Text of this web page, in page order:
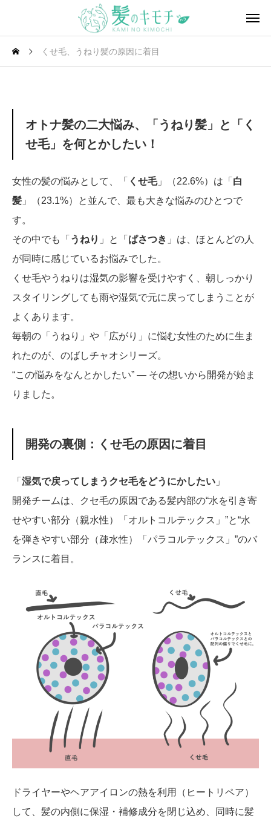
くせ毛、うねり髪の原因に着目
くせ毛、うねり髪の原因に着目
オトナ髪の二大悩み、「うねり髪」と「く
せ毛」を何とかしたい！
女性の髪の悩みとして、「 くせ毛」（22.6%）は「 白
髪 」（23.1%）と並んで、最も大きな悩みのひとつで
す。
その中でも「 うねり 」と「 ぱさつき 」は、ほとんどの人
が同時に感じているお悩みでした。
くせ毛やうねりは湿気の影響を受けやすく、朝しっかり
スタイリングしても雨や湿気で元に戻ってしまうことが
よくあります。
毎朝の「うねり」や「広がり」に悩む女性のために生ま
れたのが、のばしチャオシリーズ。
“この悩みをなんとかしたい” ― その想いから開発が始ま
りました。
開発の裏側：くせ毛の原因に着目
「 湿気で戻ってしまうクセ毛をどうにかしたい 」
開発チームは、クセ毛の原因である髪内部の“水を引き寄
せやすい部分（親水性）「オルトコルテックス」”と“水
を弾きやすい部分（疎水性）「パラコルテックス」”のバ
ランスに着目。
ドライヤーやヘアアイロンの熱を利用（ヒートリペア）
して、髪の内側に保湿・補修成分を閉じ込め、同時に髪